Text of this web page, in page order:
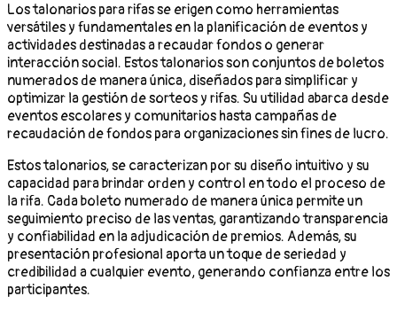
Los talonarios para rifas se erigen como herramientas
versátiles y fundamentales en la planificación de eventos y
actividades destinadas a recaudar fondos o generar
interacción social. Estos talonarios son conjuntos de boletos
numerados de manera única, diseñados para simplificar y
optimizar la gestión de sorteos y rifas. Su utilidad abarca desde
eventos escolares y comunitarios hasta campañas de
recaudación de fondos para organizaciones sin fines de lucro.
Estos talonarios, se caracterizan por su diseño intuitivo y su
capacidad para brindar orden y control en todo el proceso de
la rifa. Cada boleto numerado de manera única permite un
seguimiento preciso de las ventas, garantizando transparencia
y confiabilidad en la adjudicación de premios. Además, su
presentación profesional aporta un toque de seriedad y
credibilidad a cualquier evento, generando confianza entre los
participantes.